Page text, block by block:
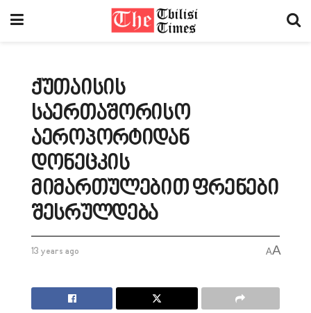
ქუთაისის
საერთაშორისო
აეროპორტიდან
დონეცკის
მიმართულებით ფრენები
შესრულდება
13 years ago AA